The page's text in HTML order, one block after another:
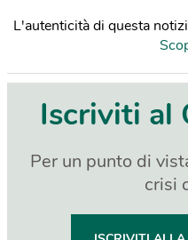
L'autenticità di questa
Iscriviti al
Per un punto di
crisi